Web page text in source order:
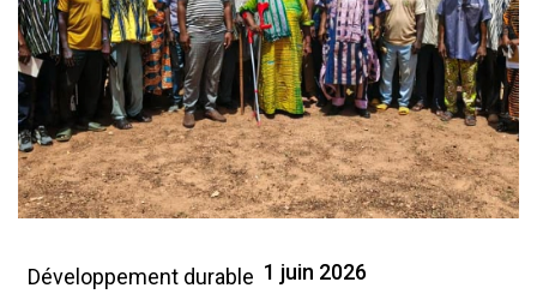
Développement durable 1 juin 2026